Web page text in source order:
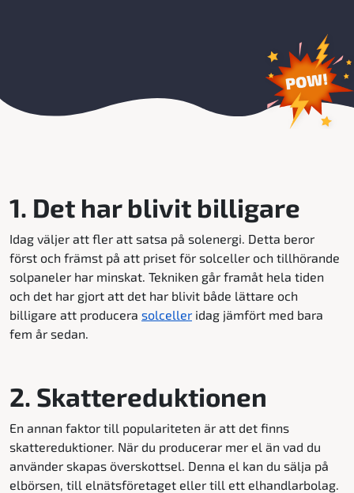
1. Det har blivit billigare
Idag väljer att fler att satsa på solenergi. Detta beror
först och främst på att priset för solceller och tillhörande
solpaneler har minskat. Tekniken går framåt hela tiden
och det har gjort att det har blivit både lättare och
billigare att producera solceller idag jämfört med bara
fem år sedan.
2. Skattereduktionen
En annan faktor till populariteten är att det finns
skattereduktioner. När du producerar mer el än vad du
använder skapas överskottsel. Denna el kan du sälja på
elbörsen, till elnätsföretaget eller till ett elhandlarbolag.